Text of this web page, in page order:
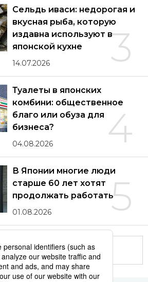
3
Сельдь иваси: недорогая и
вкусная рыба, которую
издавна используют в
японской кухне
14.07.2026
4
Туалеты в японских
комбини: общественное
благо или обуза для
бизнеса?
04.08.2026
5
В Японии многие люди
старше 60 лет хотят
продолжать работать
01.08.2026
статьи по теме